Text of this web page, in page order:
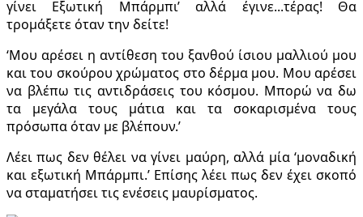
‘Μου αρέσει η αντίθεση του ξανθού ίσιου μαλλιού μου
και του σκούρου χρώματος στο δέρμα μου. Μου αρέσει
να βλέπω τις αντιδράσεις του κόσμου. Μπορώ να δω
τα μεγάλα τους μάτια και τα σοκαρισμένα τους
πρόσωπα όταν με βλέπουν.’
Λέει πως δεν θέλει να γίνει μαύρη, αλλά μία ‘μοναδική
και εξωτική Μπάρμπι.’ Επίσης λέει πως δεν έχει σκοπό
να σταματήσει τις ενέσεις μαυρίσματος.